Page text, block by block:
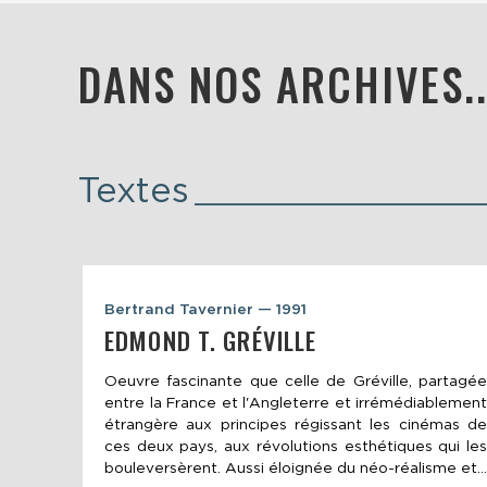
DANS NOS
Textes
Bertrand Tavernier — 1991
EDMOND T. GRÉVILLE
Oeuvre fascinante que celle de Gréville, partagée
entre la France et l'Angleterre et irrémédiablement
étrangère aux principes régissant les cinémas de
ces deux pays, aux révolutions esthétiques qui les
bouleversèrent. Aussi éloignée du néo-réalisme et...